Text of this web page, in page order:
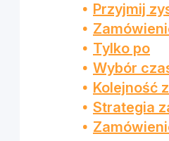
Przyjmij
Tylko po
Wybór
Kolejność
Strategia